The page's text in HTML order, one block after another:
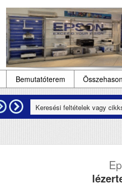
Bemutatóterem